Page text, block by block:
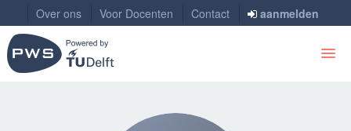
Over ons Voor Docenten Contact aanmelden